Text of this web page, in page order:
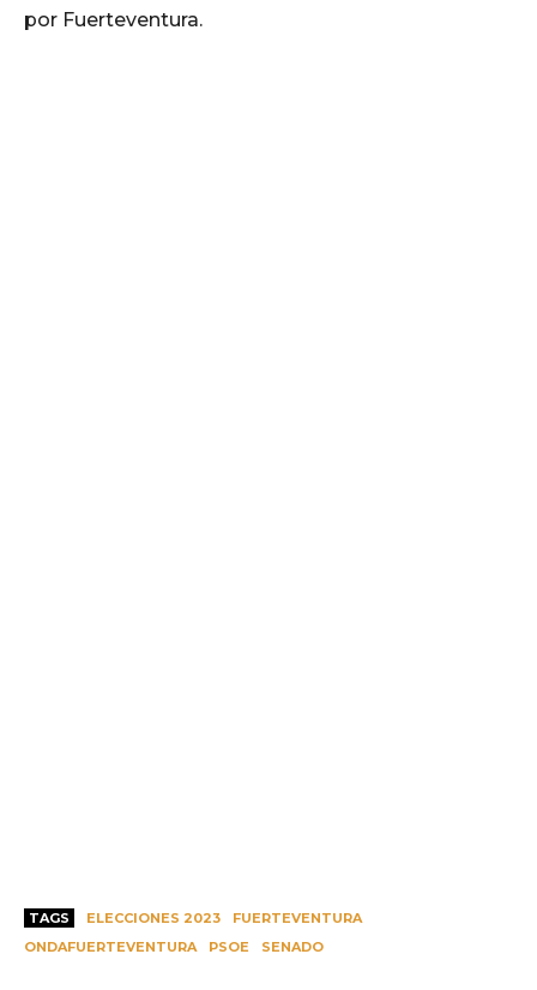
por Fuerteventura.
TAGS ELECCIONES 2023
FUERTEVENTURA
ONDAFUERTEVENTURA
PSOE SENADO